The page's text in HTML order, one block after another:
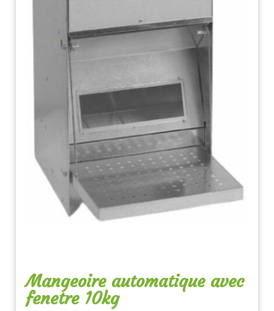
Mangeoire automatique avec
fenetre 10kg